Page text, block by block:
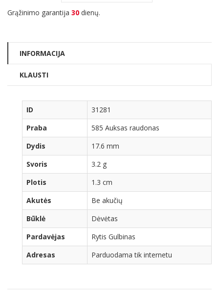
Grąžinimo garantija 30 dienų.
INFORMACIJA
KLAUSTI
ID
31281
Praba
585 Auksas raudonas
Dydis
17.6 mm
Svoris
3.2 g
Plotis
1.3 cm
Akutės
Be akučių
Būklė
Dėvėtas
Pardavėjas
Rytis Gulbinas
Adresas
Parduodama tik internetu